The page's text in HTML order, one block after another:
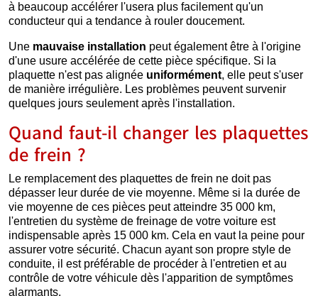
à beaucoup accélérer l'usera plus facilement qu'un
conducteur qui a tendance à rouler doucement.
Une mauvaise installation peut également être à l'origine
d'une usure accélérée de cette pièce spécifique. Si la
plaquette n'est pas alignée uniformément, elle peut s'user
de manière irrégulière. Les problèmes peuvent survenir
quelques jours seulement après l'installation.
Quand faut-il changer les plaquettes
de frein ?
Le remplacement des plaquettes de frein ne doit pas
dépasser leur durée de vie moyenne. Même si la durée de
vie moyenne de ces pièces peut atteindre 35 000 km,
l'entretien du système de freinage de votre voiture est
indispensable après 15 000 km. Cela en vaut la peine pour
assurer votre sécurité. Chacun ayant son propre style de
conduite, il est préférable de procéder à l'entretien et au
contrôle de votre véhicule dès l'apparition de symptômes
alarmants.